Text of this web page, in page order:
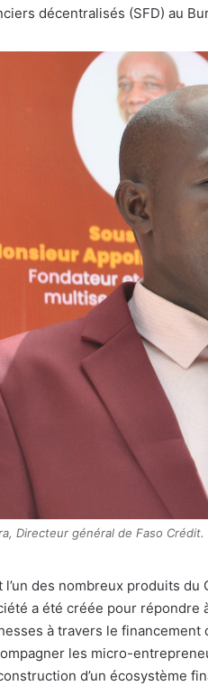
décentralisés (SFD) au
Directeur général de Faso Crédit.
l’un des nombreux produits
a été créée pour
à travers le financement
les micro-
d’un écosystème